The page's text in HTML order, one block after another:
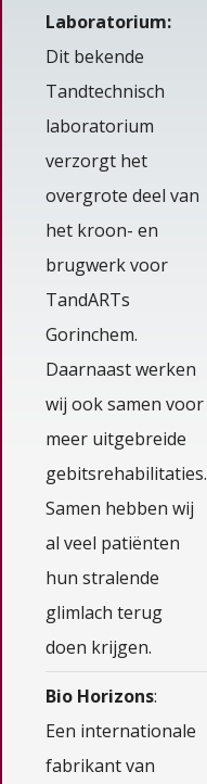
Laboratorium:
Dit bekende
Tandtechnisch
laboratorium
verzorgt het
overgrote deel van
het kroon- en
brugwerk voor
TandARTs
Gorinchem.
Daarnaast werken
wij ook samen voor
meer uitgebreide
gebitsrehabilitaties.
Samen hebben wij
al veel patiënten
hun stralende
glimlach terug
doen krijgen.
Bio Horizons:
Een internationale
fabrikant van